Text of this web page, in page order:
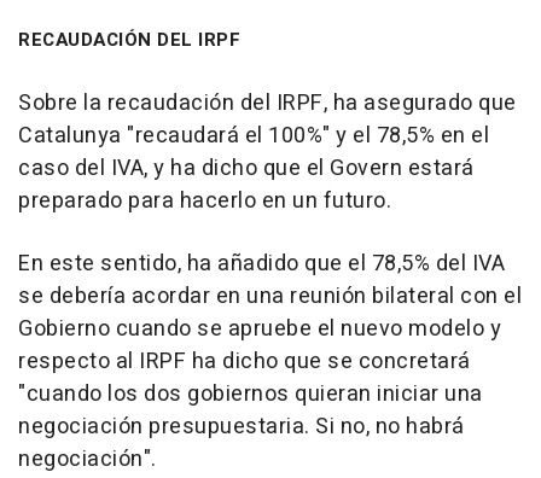
RECAUDACIÓN DEL IRPF
Sobre la recaudación del IRPF, ha asegurado que
Catalunya "recaudará el 100%" y el 78,5% en el
caso del IVA, y ha dicho que el Govern estará
preparado para hacerlo en un futuro.
En este sentido, ha añadido que el 78,5% del IVA
se debería acordar en una reunión bilateral con el
Gobierno cuando se apruebe el nuevo modelo y
respecto al IRPF ha dicho que se concretará
"cuando los dos gobiernos quieran iniciar una
negociación presupuestaria. Si no, no habrá
negociación".